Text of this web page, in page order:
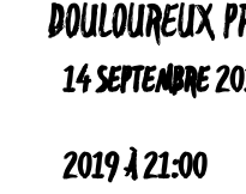
DOULOUREUX
14 SEPTEMBRE
2019 À 21:00